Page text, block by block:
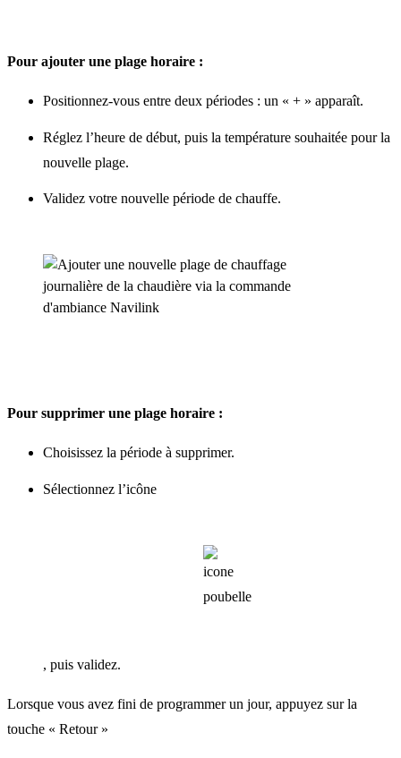
Pour ajouter une plage horaire :
Positionnez-vous entre deux périodes : un « + » apparaît.
Réglez l’heure de début, puis la température souhaitée pour la
nouvelle plage.
Validez votre nouvelle période de chauffe.
Pour supprimer une plage horaire :
Choisissez la période à supprimer.
Sélectionnez l’icône
, puis validez.
Lorsque vous avez fini de programmer un jour, appuyez sur la
touche « Retour »